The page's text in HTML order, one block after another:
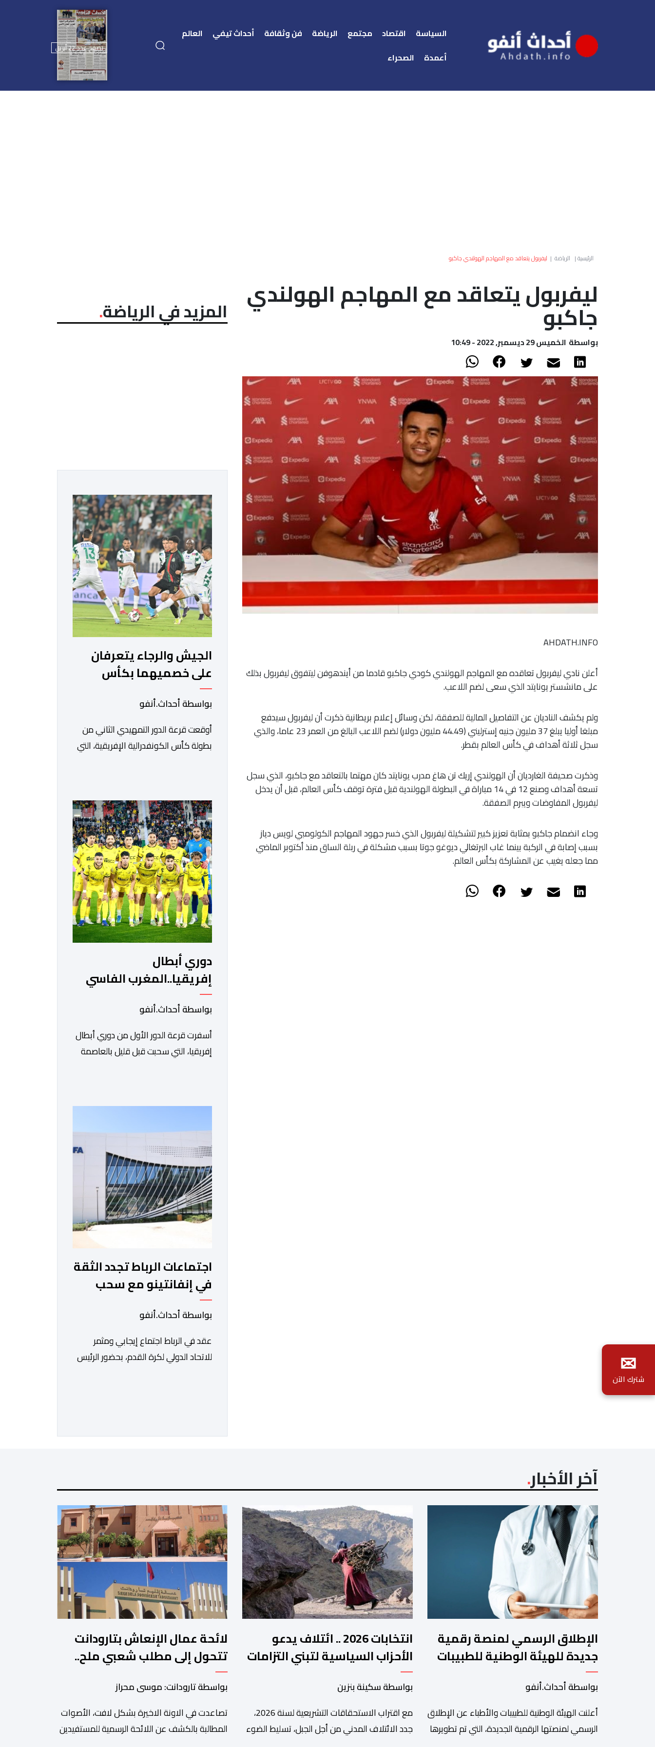
السياسة اقتصاد مجتمع الرياضة فن وثقافة أحداث تيفي
العالم
أعمدة
الصحراء
تصفح عدد 22 أبريل
الرئيسية| الرياضة | ليفربول يتعاقد مع المهاجم الهولندي جاكبو
ليفربول يتعاقد مع المهاجم الهولندي
جاكبو
بواسطة الخميس 29 ديسمبر, 2022 - 10:49
AHDATH.INFO
أعلن نادي ليفربول تعاقده مع المهاجم الهولندي كودي جاكبو قادما من أيندهوفن ليتفوق ليفربول بذلك
على مانشستر يونايتد الذي سعى لضم اللاعب.
ولم يكشف الناديان عن التفاصيل المالية للصفقة، لكن وسائل إعلام بريطانية ذكرت أن ليفربول سيدفع
مبلغا أوليا يبلغ 37 مليون جنيه إسترليني (44.49 مليون دولار) لضم اللاعب البالغ من العمر 23 عاما، والذي
سجل ثلاثة أهداف في كأس العالم بقطر.
وذكرت صحيفة الغارديان أن الهولندي إريك تن هاغ مدرب يونايتد كان مهتما بالتعاقد مع جاكبو، الذي سجل
تسعة أهداف وصنع 12 في 14 مباراة في البطولة الهولندية قبل فترة توقف كأس العالم، قبل أن يدخل
ليفربول المفاوضات ويبرم الصفقة.
وجاء انضمام جاكبو بمثابة تعزيز كبير لتشكيلة ليفربول الذي خسر جهود المهاجم الكولومبي لويس دياز
بسبب إصابة في الركبة بينما غاب البرتغالي ديوغو جوتا بسبب مشكلة في ربلة الساق منذ أكتوبر الماضي
مما جعله يغيب عن المشاركة بكأس العالم.
المزيد في الرياضة
الجيش والرجاء يتعرفان
على خصميهما بكأس
الكاف
بواسطة أحداث.أنفو
أوقعت قرعة الدور التمهيدي الثاني من
بطولة كأس الكونفدرالية الإفريقية، التي
مرتقبة أمام أندية غرب ووسط القارة. ​
وسيكون نادي الرجاء الرياضي على موعد
مع مواجهة المتأهل من المباراة التي
تجمع بين إيل كانيمي واريورز النيجيري
ونادي أوديب ممثل […]
دوري أبطال
إفريقيا..المغرب الفاسي
يواجه رحيمو البوركينابي
بواسطة أحداث.أنفو
أسفرت قرعة الدور الأول من دوري أبطال
إفريقيا، التي سحبت قبل قليل بالعاصمة
موعد في هذا الدور مع الفائز من المباراة
التي تجمع بين ستار سبورت السييراليوني
ونادي المدينة الغامبي، حيث يطمح
الفريق […]
اجتماعات الرباط تجدد الثقة
في إنفانتينو مع سحب
مشروع الفيفا
بواسطة أحداث.أنفو
عقد في الرباط اجتماع إيجابي ومثمر
للاتحاد الدولي لكرة القدم، بحضور الرئيس
الثقة المتبادلة بين القيادة التنفيذية
الوحيد المباشر والمنتخب من قِبل 211
اتحادا […]
آخر الأخبار
الإطلاق الرسمي لمنصة رقمية
جديدة للهيئة الوطنية للطبيبات
والأطباء
بواسطة أحداث.أنفو
أعلنت الهيئة الوطنية للطبيبات والأطباء عن الإطلاق
الرسمي لمنصتها الرقمية الجديدة، التي تم تطويرها
انتخابات 2026 .. ائتلاف يدعو
الأحزاب السياسية لتبني التزامات
واضحة تجاه المناطق الجبلية
بواسطة سكينة بنزين
مع اقتراب الاستحقاقات التشريعية لسنة 2026،
جدد الائتلاف المدني من أجل الجبل، تسليط الضوء
لائحة عمال الإنعاش بتارودانت
تتحول إلى مطلب شعبي ملح..
فمن يجيب؟.
بواسطة تارودانت: موسى محراز
تصاعدت في الاونة الاخيرة بشكل لافت، الأصوات
المطالبة بالكشف عن اللائحة الرسمية للمستفيدين
✉
شترك الآن